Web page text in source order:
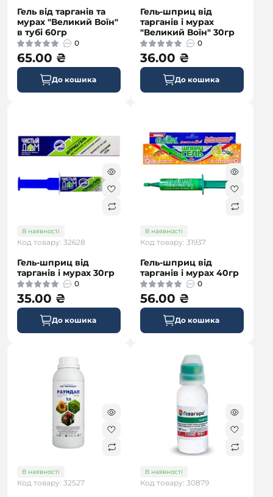
Гель від тарганів та
мурах "Великий Воїн"
в тубі 60гр
0
65.00 ₴
До кошика
Гель-шприц від
тарганів і мурах
"Великий Воїн" 30гр
0
36.00 ₴
До кошика
В наявності
Код товару: 32628
Гель-шприц від
тарганів і мурах 30гр
0
35.00 ₴
До кошика
В наявності
Код товару: 31937
Гель-шприц від
тарганів і мурах 40гр
0
56.00 ₴
До кошика
В наявності
Код товару: 32527
В наявності
Код товару: 30879